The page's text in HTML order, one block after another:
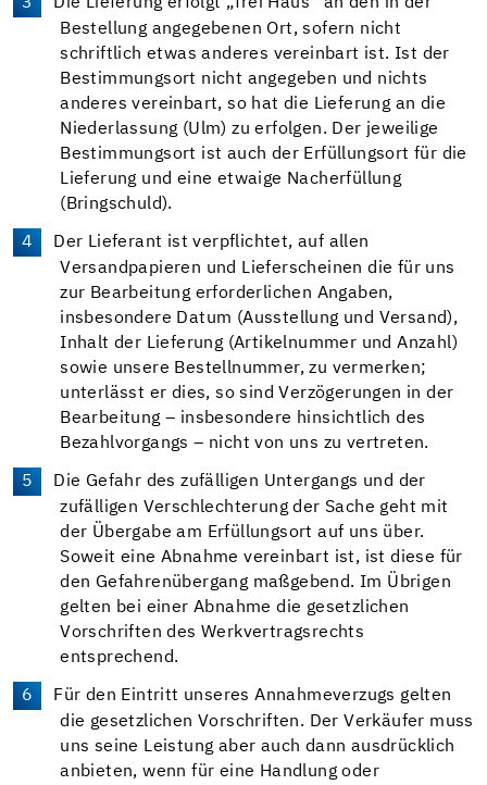
Bestellung angegebenen Ort, sofern nicht
schriftlich etwas anderes vereinbart ist. Ist der
Bestimmungsort nicht angegeben und nichts
anderes vereinbart, so hat die Lieferung an die
Niederlassung (Ulm) zu erfolgen. Der jeweilige
Bestimmungsort ist auch der Erfüllungsort für die
Lieferung und eine etwaige Nacherfüllung
(Bringschuld).
Der Lieferant ist verpflichtet, auf allen
Versandpapieren und Lieferscheinen die für uns
zur Bearbeitung erforderlichen Angaben,
insbesondere Datum (Ausstellung und Versand),
Inhalt der Lieferung (Artikelnummer und Anzahl)
sowie unsere Bestellnummer, zu vermerken;
unterlässt er dies, so sind Verzögerungen in der
Bearbeitung – insbesondere hinsichtlich des
Bezahlvorgangs – nicht von uns zu vertreten.
Die Gefahr des zufälligen Untergangs und der
zufälligen Verschlechterung der Sache geht mit
der Übergabe am Erfüllungsort auf uns über.
Soweit eine Abnahme vereinbart ist, ist diese für
den Gefahrenübergang maßgebend. Im Übrigen
gelten bei einer Abnahme die gesetzlichen
Vorschriften des Werkvertragsrechts
entsprechend.
Für den Eintritt unseres Annahmeverzugs gelten
die gesetzlichen Vorschriften. Der Verkäufer muss
uns seine Leistung aber auch dann ausdrücklich
anbieten, wenn für eine Handlung oder